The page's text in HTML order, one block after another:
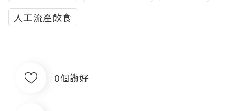
人工流產飲食
0個讚好